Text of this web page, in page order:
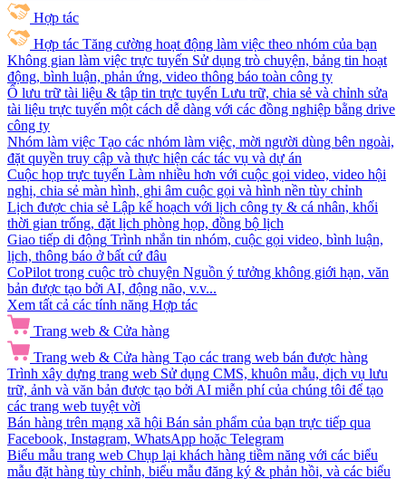
Hợp tác
Hợp tác Tăng cường hoạt động làm việc theo nhóm của bạn
Không gian làm việc trực tuyến Sử dụng trò chuyện, bảng tin hoạt
động, bình luận, phản ứng, video thông báo toàn công ty
Ổ lưu trữ tài liệu & tập tin trực tuyến Lưu trữ, chia sẻ và chỉnh sửa
tài liệu trực tuyến một cách dễ dàng với các đồng nghiệp bằng drive
công ty
Nhóm làm việc Tạo các nhóm làm việc, mời người dùng bên ngoài,
đặt quyền truy cập và thực hiện các tác vụ và dự án
Cuộc họp trực tuyến Làm nhiều hơn với cuộc gọi video, video hội
nghị, chia sẻ màn hình, ghi âm cuộc gọi và hình nền tùy chỉnh
Lịch được chia sẻ Lập kế hoạch với lịch công ty & cá nhân, khối
thời gian trống, đặt lịch phòng họp, đồng bộ lịch
Giao tiếp di động Trình nhắn tin nhóm, cuộc gọi video, bình luận,
lịch, thông báo ở bất cứ đâu
CoPilot trong cuộc trò chuyện Nguồn ý tưởng không giới hạn, văn
bản được tạo bởi AI, động não, v.v...
Xem tất cả các tính năng Hợp tác
Trang web & Cửa hàng
Trang web & Cửa hàng Tạo các trang web bán được hàng
Trình xây dựng trang web Sử dụng CMS, khuôn mẫu, dịch vụ lưu
trữ, ảnh và văn bản được tạo bởi AI miễn phí của chúng tôi để tạo
các trang web tuyệt vời
Bán hàng trên mạng xã hội Bán sản phẩm của bạn trực tiếp qua
Facebook, Instagram, WhatsApp hoặc Telegram
Biểu mẫu trang web Chụp lại khách hàng tiềm năng với các biểu
mẫu đặt hàng tùy chỉnh, biểu mẫu đăng ký & phản hồi, và các biểu